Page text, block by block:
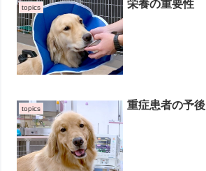
topics 栄養の重要性
topics 重症患者の予後